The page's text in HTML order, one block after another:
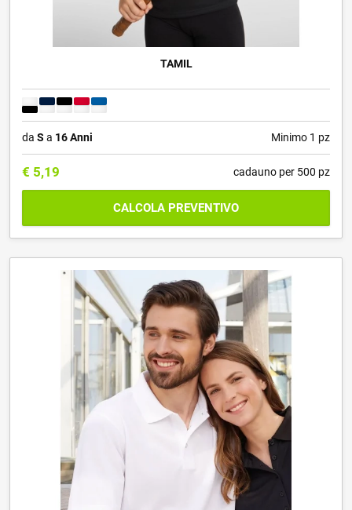
TAMIL
da S a 16 Anni Minimo 1 pz
€ 5,19 cadauno per 500 pz
CALCOLA PREVENTIVO